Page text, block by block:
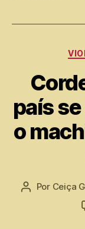
país
o
Por Ceiça